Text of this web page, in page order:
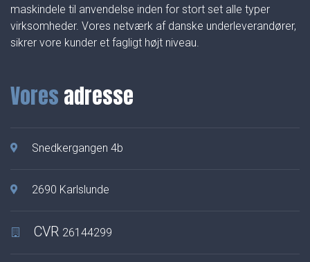
maskindele til anvendelse inden for stort set alle typer
virksomheder. Vores netværk af danske underleverandører,
sikrer vore kunder et fagligt højt niveau.
Vores adresse
Snedkergangen 4b
2690 Karlslunde
CVR 26144299